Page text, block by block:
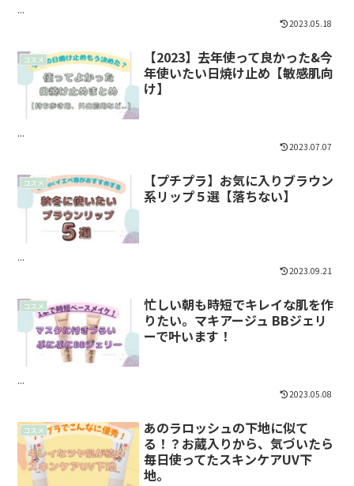
...
2023.05.18
コスメ
【2023】去年使って良かった&今
年使いたい日焼け止め【敏感肌向
け】
...
2023.07.07
コスメ
【プチプラ】お気に入りブラウン
系リップ５選【落ちない】
...
2023.09.21
コスメ
忙しい朝も時短でキレイな肌を作
りたい。マキアージュ BBジェリ
ーで叶います！
...
2023.05.08
コスメ
あのラロッシュの下地に似て
る！？お蔵入りから、気づいたら
毎日使ってたスキンケアUV下
地。